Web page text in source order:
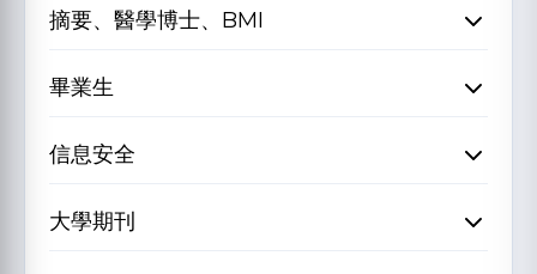
摘要、醫學博士、BMI
畢業生
信息安全
大學期刊